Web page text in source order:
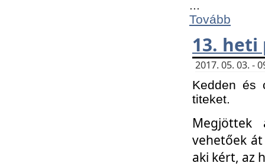
Tovább
13.
2017. 05. 03. -
Kedden és
titeket.
Megjöttek
vehetőek
aki kért, az